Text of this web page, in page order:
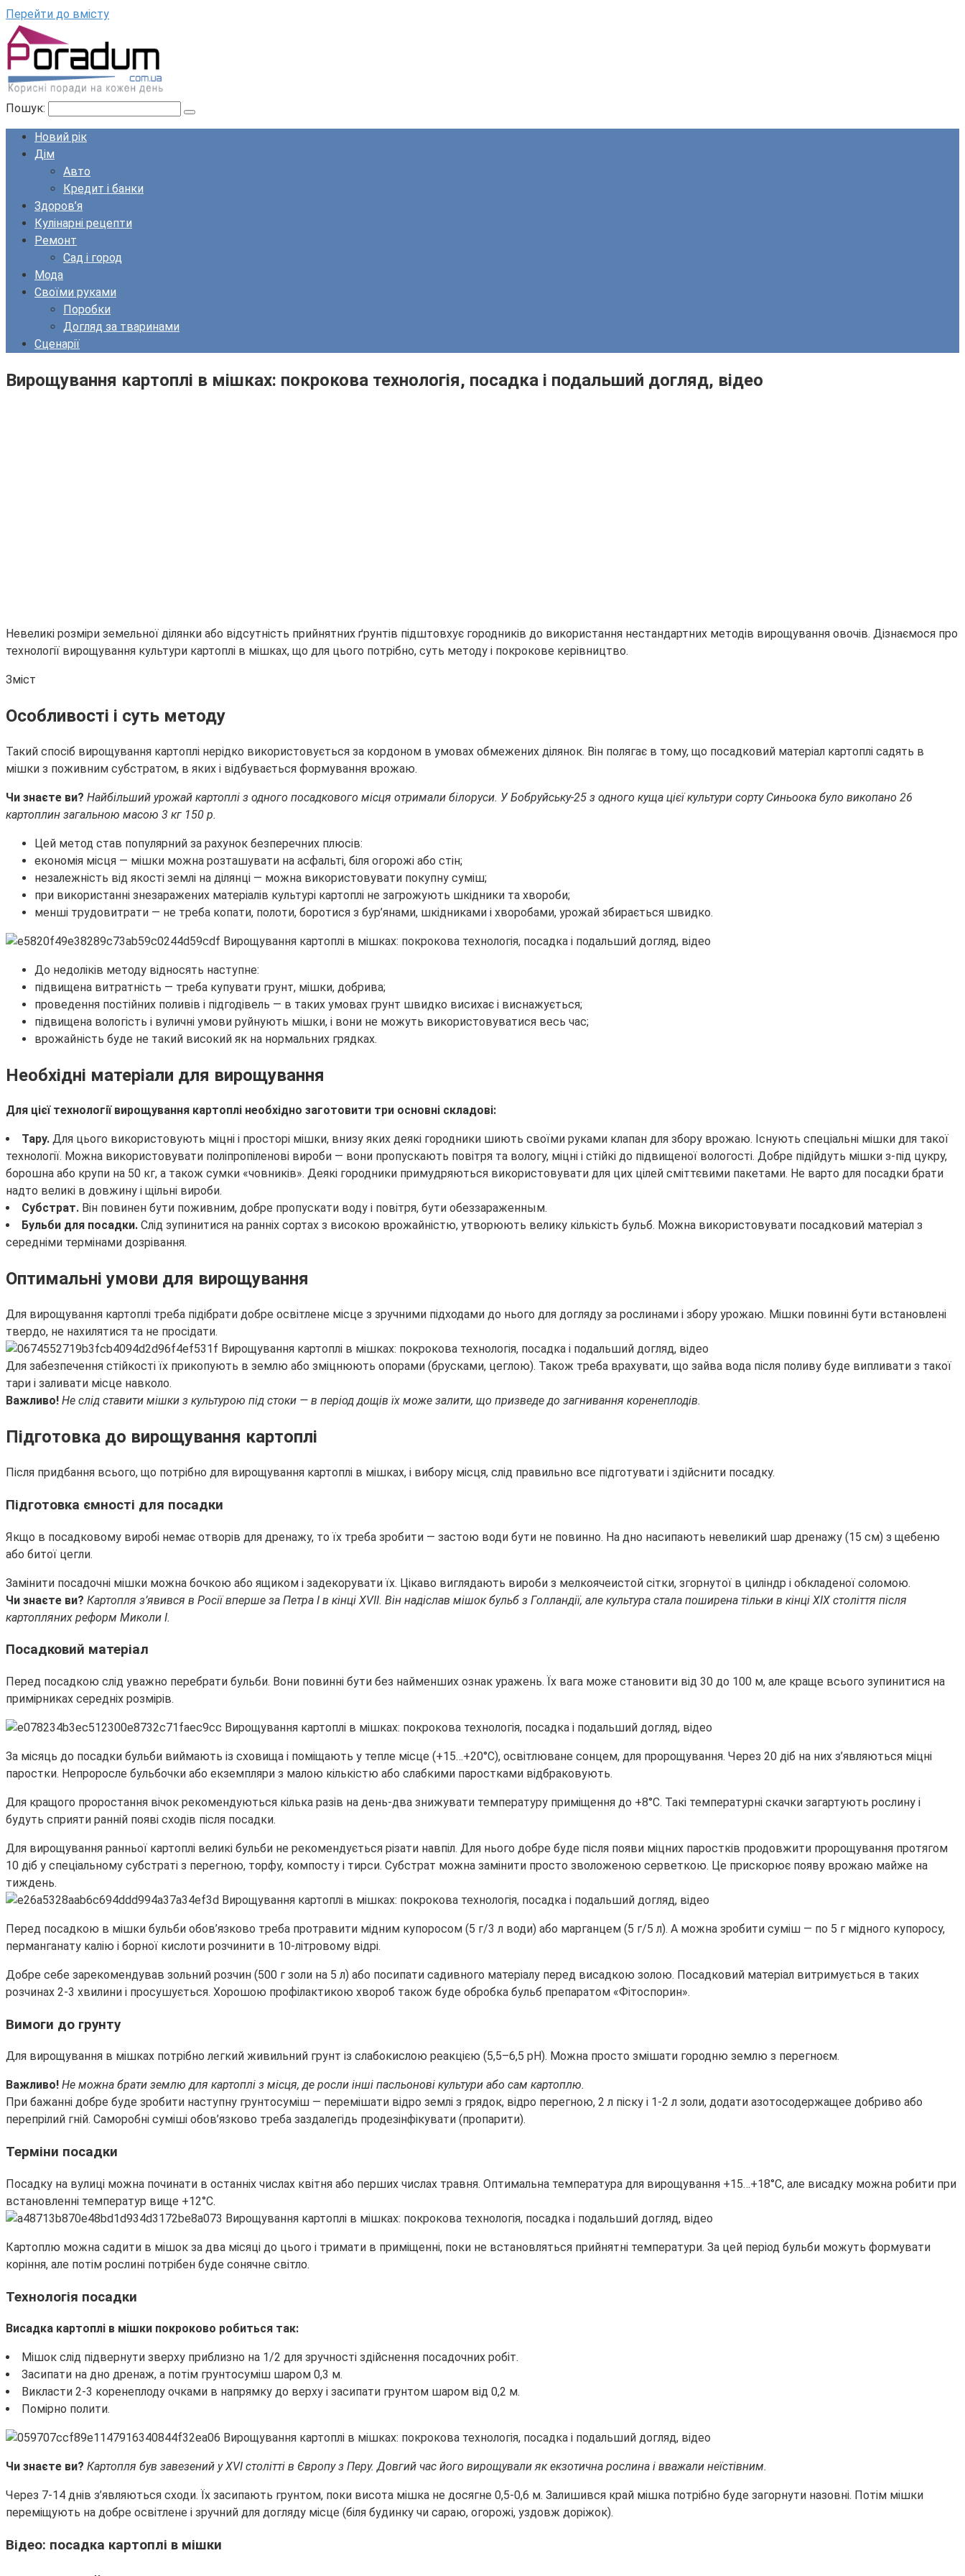
Перейти до вмісту
Пошук:
Новий рік
Дім
Авто
Кредит і банки
Здоров’я
Кулінарні рецепти
Ремонт
Сад і город
Мода
Своїми руками
Поробки
Догляд за тваринами
Сценарії
Вирощування картоплі в мішках: покрокова технологія, посадка і подальший догляд, відео
Невеликі розміри земельної ділянки або відсутність прийнятних ґрунтів підштовхує городників до використання нестандартних методів вирощування овочів. Дізнаємося про
технології вирощування культури картоплі в мішках, що для цього потрібно, суть методу і покрокове керівництво.
Зміст
Особливості і суть методу
Такий спосіб вирощування картоплі нерідко використовується за кордоном в умовах обмежених ділянок. Він полягає в тому, що посадковий матеріал картоплі садять в
мішки з поживним субстратом, в яких і відбувається формування врожаю.
Чи знаєте ви? Найбільший урожай картоплі з одного посадкового місця отримали білоруси. У Бобруйську-25 з одного куща цієї культури сорту Синьоока було викопано 26
картоплин загальною масою 3 кг 150 р.
Цей метод став популярний за рахунок безперечних плюсів:
економія місця — мішки можна розташувати на асфальті, біля огорожі або стін;
незалежність від якості землі на ділянці — можна використовувати покупну суміш;
при використанні знезаражених матеріалів культурі картоплі не загрожують шкідники та хвороби;
менші трудовитрати — не треба копати, полоти, боротися з бур’янами, шкідниками і хворобами, урожай збирається швидко.
До недоліків методу відносять наступне:
підвищена витратність — треба купувати грунт, мішки, добрива;
проведення постійних поливів і підгодівель — в таких умовах грунт швидко висихає і виснажується;
підвищена вологість і вуличні умови руйнують мішки, і вони не можуть використовуватися весь час;
врожайність буде не такий високий як на нормальних грядках.
Необхідні матеріали для вирощування
Для цієї технології вирощування картоплі необхідно заготовити три основні складові:
Тару. Для цього використовують міцні і просторі мішки, внизу яких деякі городники шиють своїми руками клапан для збору врожаю. Існують спеціальні мішки для такої
технології. Можна використовувати поліпропіленові вироби — вони пропускають повітря та вологу, міцні і стійкі до підвищеної вологості. Добре підійдуть мішки з-під цукру,
борошна або крупи на 50 кг, а також сумки «човників». Деякі городники примудряються використовувати для цих цілей сміттєвими пакетами. Не варто для посадки брати
надто великі в довжину і щільні вироби.
Субстрат. Він повинен бути поживним, добре пропускати воду і повітря, бути обеззараженным.
Бульби для посадки. Слід зупинитися на ранніх сортах з високою врожайністю, утворюють велику кількість бульб. Можна використовувати посадковий матеріал з
середніми термінами дозрівання.
Оптимальні умови для вирощування
Для вирощування картоплі треба підібрати добре освітлене місце з зручними підходами до нього для догляду за рослинами і збору урожаю. Мішки повинні бути встановлені
твердо, не нахилятися та не просідати.
Для забезпечення стійкості їх прикопують в землю або зміцнюють опорами (брусками, цеглою). Також треба врахувати, що зайва вода після поливу буде випливати з такої
тари і заливати місце навколо.
Важливо! Не слід ставити мішки з культурою під стоки — в період дощів їх може залити, що призведе до загнивання коренеплодів.
Підготовка до вирощування картоплі
Після придбання всього, що потрібно для вирощування картоплі в мішках, і вибору місця, слід правильно все підготувати і здійснити посадку.
Підготовка ємності для посадки
Якщо в посадковому виробі немає отворів для дренажу, то їх треба зробити — застою води бути не повинно. На дно насипають невеликий шар дренажу (15 см) з щебеню
або битої цегли.
Замінити посадочні мішки можна бочкою або ящиком і задекорувати їх. Цікаво виглядають вироби з мелкоячеистой сітки, згорнутої в циліндр і обкладеної соломою.
Чи знаєте ви? Картопля з’явився в Росії вперше за Петра I в кінці XVII. Він надіслав мішок бульб з Голландії, але культура стала поширена тільки в кінці XIX століття після
картопляних реформ Миколи I.
Посадковий матеріал
Перед посадкою слід уважно перебрати бульби. Вони повинні бути без найменших ознак уражень. Їх вага може становити від 30 до 100 м, але краще всього зупинитися на
примірниках середніх розмірів.
За місяць до посадки бульби виймають із сховища і поміщають у тепле місце (+15…+20°С), освітлюване сонцем, для пророщування. Через 20 діб на них з’являються міцні
паростки. Непроросле бульбочки або екземпляри з малою кількістю або слабкими паростками відбраковують.
Для кращого проростання вічок рекомендуються кілька разів на день-два знижувати температуру приміщення до +8°С. Такі температурні скачки загартують рослину і
будуть сприяти ранній появі сходів після посадки.
Для вирощування ранньої картоплі великі бульби не рекомендується різати навпіл. Для нього добре буде після появи міцних паростків продовжити пророщування протягом
10 діб у спеціальному субстраті з перегною, торфу, компосту і тирси. Субстрат можна замінити просто зволоженою серветкою. Це прискорює появу врожаю майже на
тиждень.
Перед посадкою в мішки бульби обов’язково треба протравити мідним купоросом (5 г/3 л води) або марганцем (5 г/5 л). А можна зробити суміш — по 5 г мідного купоросу,
перманганату калію і борної кислоти розчинити в 10-літровому відрі.
Добре себе зарекомендував зольний розчин (500 г золи на 5 л) або посипати садивного матеріалу перед висадкою золою. Посадковий матеріал витримується в таких
розчинах 2-3 хвилини і просушується. Хорошою профілактикою хвороб також буде обробка бульб препаратом «Фітоспорин».
Вимоги до грунту
Для вирощування в мішках потрібно легкий живильний грунт із слабокислою реакцією (5,5–6,5 pH). Можна просто змішати городню землю з перегноєм.
Важливо! Не можна брати землю для картоплі з місця, де росли інші пасльонові культури або сам картоплю.
При бажанні добре буде зробити наступну грунтосуміш — перемішати відро землі з грядок, відро перегною, 2 л піску і 1-2 л золи, додати азотосодержащее добриво або
перепрілий гній. Саморобні суміші обов’язково треба заздалегідь продезінфікувати (пропарити).
Терміни посадки
Посадку на вулиці можна починати в останніх числах квітня або перших числах травня. Оптимальна температура для вирощування +15…+18°С, але висадку можна робити при
встановленні температур вище +12°С.
Картоплю можна садити в мішок за два місяці до цього і тримати в приміщенні, поки не встановляться прийнятні температури. За цей період бульби можуть формувати
коріння, але потім рослині потрібен буде сонячне світло.
Технологія посадки
Висадка картоплі в мішки покроково робиться так:
Мішок слід підвернути зверху приблизно на 1/2 для зручності здійснення посадочних робіт.
Засипати на дно дренаж, а потім грунтосуміш шаром 0,3 м.
Викласти 2-3 коренеплоду очками в напрямку до верху і засипати грунтом шаром від 0,2 м.
Помірно полити.
Чи знаєте ви? Картопля був завезений у XVI столітті в Європу з Перу. Довгий час його вирощували як екзотична рослина і вважали неїстівним.
Через 7-14 днів з’являються сходи. Їх засипають грунтом, поки висота мішка не досягне 0,5-0,6 м. Залишився край мішка потрібно буде загорнути назовні. Потім мішки
переміщують на добре освітлене і зручний для догляду місце (біля будинку чи сараю, огорожі, уздовж доріжок).
Відео: посадка картоплі в мішки